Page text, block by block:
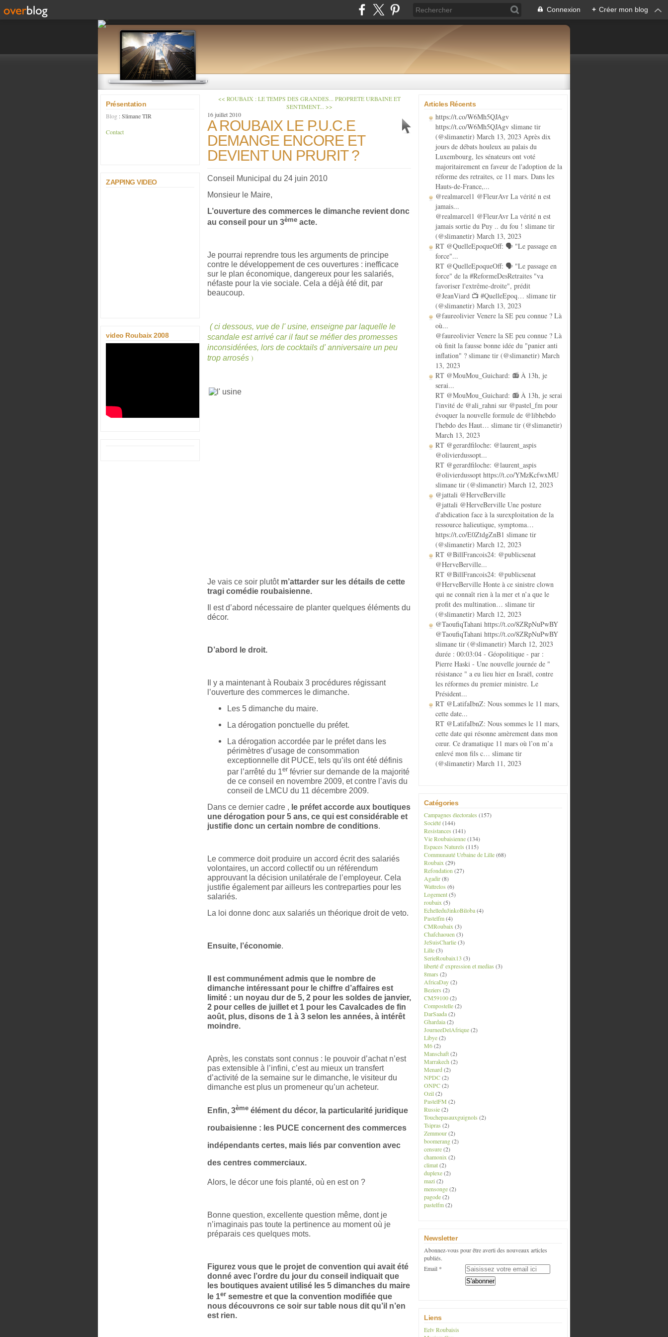
Connexion + Créer mon blog
Présentation
Blog : Slimane TIR
Contact
ZAPPING VIDEO
video Roubaix 2008
<< ROUBAIX : LE TEMPS DES GRANDES... PROPRETE URBAINE ET
SENTIMENT... >>
16 juillet 2010
A ROUBAIX LE P.U.C.E
DEMANGE ENCORE ET
DEVIENT UN PRURIT ?
Conseil Municipal du 24 juin 2010
Monsieur le Maire,
L’ouverture des commerces le dimanche revient donc
au conseil pour un 3ème acte.
Je pourrai reprendre tous les arguments de principe
contre le développement de ces ouvertures : inefficace
sur le plan économique, dangereux pour les salariés,
néfaste pour la vie sociale. Cela a déjà été dit, par
beaucoup.
( ci dessous, vue de l' usine, enseigne par laquelle le
scandale est arrivé car il faut se méfier des promesses
inconsidérées, lors de cocktails d' anniversaire un peu
trop arrosés )
Je vais ce soir plutôt m’attarder sur les détails de cette
tragi comédie roubaisienne.
Il est d’abord nécessaire de planter quelques éléments du
décor.
D’abord le droit.
Il y a maintenant à Roubaix 3 procédures régissant
l’ouverture des commerces le dimanche.
Les 5 dimanche du maire.
La dérogation ponctuelle du préfet.
La dérogation accordée par le préfet dans les
périmètres d’usage de consommation
exceptionnelle dit PUCE, tels qu’ils ont été définis
par l’arrêté du 1er février sur demande de la majorité
de ce conseil en novembre 2009, et contre l’avis du
conseil de LMCU du 11 décembre 2009.
Dans ce dernier cadre , le préfet accorde aux boutiques
une dérogation pour 5 ans, ce qui est considérable et
justifie donc un certain nombre de conditions.
Le commerce doit produire un accord écrit des salariés
volontaires, un accord collectif ou un référendum
approuvant la décision unilatérale de l’employeur. Cela
justifie également par ailleurs les contreparties pour les
salariés.
La loi donne donc aux salariés un théorique droit de veto.
Ensuite, l’économie.
Il est communément admis que le nombre de
dimanche intéressant pour le chiffre d’affaires est
limité : un noyau dur de 5, 2 pour les soldes de janvier,
2 pour celles de juillet et 1 pour les Cavalcades de fin
août, plus, disons de 1 à 3 selon les années, à intérêt
moindre.
Après, les constats sont connus : le pouvoir d’achat n’est
pas extensible à l’infini, c’est au mieux un transfert
d’activité de la semaine sur le dimanche, le visiteur du
dimanche est plus un promeneur qu’un acheteur.
Enfin, 3ème élément du décor, la particularité juridique
roubaisienne : les PUCE concernent des commerces
indépendants certes, mais liés par convention avec
des centres commerciaux.
Alors, le décor une fois planté, où en est on ?
Bonne question, excellente question même, dont je
n’imaginais pas toute la pertinence au moment où je
préparais ces quelques mots.
Figurez vous que le projet de convention qui avait été
donné avec l’ordre du jour du conseil indiquait que
les boutiques avaient utilisé les 5 dimanches du maire
le 1er semestre et que la convention modifiée que
nous découvrons ce soir sur table nous dit qu’il n’en
est rien.
Articles Récents
https://t.co/W6Mh5QJAgv
https://t.co/W6Mh5QJAgv slimane tir
(@slimanetir) March 13, 2023 Après dix
jours de débats houleux au palais du
Luxembourg, les sénateurs ont voté
majoritairement en faveur de l'adoption de la
réforme des retraites, ce 11 mars. Dans les
Hauts-de-France,...
@realmarcel1 @FleurAvr La vérité n est
jamais...
@realmarcel1 @FleurAvr La vérité n est
jamais sortie du Puy .. du fou ! slimane tir
(@slimanetir) March 13, 2023
RT @QuelleEpoqueOff: 🗣️ "Le passage en
force"...
RT @QuelleEpoqueOff: 🗣️ "Le passage en
force" de la #ReformeDesRetraites "va
favoriser l'extrême-droite", prédit
@JeanViard 📺 #QuelleEpoq… slimane tir
(@slimanetir) March 13, 2023
@faureolivier Venere la SE peu connue ? Là
où...
@faureolivier Venere la SE peu connue ? Là
où finit la fausse bonne idée du "panier anti
inflation" ? slimane tir (@slimanetir) March
13, 2023
RT @MouMou_Guichard: 📻 À 13h, je
serai...
RT @MouMou_Guichard: 📻 À 13h, je serai
l'invité de @ali_rahni sur @pastel_fm pour
évoquer la nouvelle formule de @libhebdo
l'hebdo des Haut… slimane tir (@slimanetir)
March 13, 2023
RT @gerardfiloche: @laurent_aspis
@olivierdussopt...
RT @gerardfiloche: @laurent_aspis
@olivierdussopt https://t.co/YMzKcfwxMU
slimane tir (@slimanetir) March 12, 2023
@jattali @HerveBerville
@jattali @HerveBerville Une posture
d'abdication face à la surexploitation de la
ressource halieutique, symptoma…
https://t.co/E0ZtdgZnB1 slimane tir
(@slimanetir) March 12, 2023
RT @BillFrancois24: @publicsenat
@HerveBerville...
RT @BillFrancois24: @publicsenat
@HerveBerville Honte à ce sinistre clown
qui ne connaît rien à la mer et n’a que le
profit des multination… slimane tir
(@slimanetir) March 12, 2023
@TaoufiqTahani https://t.co/8ZRpNuPwBY
@TaoufiqTahani https://t.co/8ZRpNuPwBY
slimane tir (@slimanetir) March 12, 2023
durée : 00:03:04 - Géopolitique - par :
Pierre Haski - Une nouvelle journée de "
résistance " a eu lieu hier en Israël, contre
les réformes du premier ministre. Le
Président...
RT @LatifaIbnZ: Nous sommes le 11 mars,
cette date...
RT @LatifaIbnZ: Nous sommes le 11 mars,
cette date qui résonne amèrement dans mon
cœur. Ce dramatique 11 mars où l’on m’a
enlevé mon fils c… slimane tir
(@slimanetir) March 11, 2023
Catégories
Campagnes électorales (157)
Société(144)
Resistances (141)
Vie Roubaisienne(134)
Espaces Naturels (115)
Communauté Urbaine de Lille(68)
Roubaix (29)
Refondation (27)
Agadir(8)
Wattrelos (6)
Logement(5)
roubaix (5)
EchelleduJinkoBiloba(4)
Pastelfm(4)
CMRoubaix (3)
Chafchaouen (3)
JeSuisCharlie(3)
Lille(3)
SerieRoubaix13 (3)
liberté d' expression et medias (3)
8mars (2)
AfricaDay(2)
Beziers (2)
CM59100(2)
Compostelle(2)
DarSaada(2)
Ghardaia(2)
JourneeDelAfrique(2)
Libye(2)
M6(2)
Manschaft(2)
Marrakech (2)
Menard(2)
NPDC(2)
ONPC(2)
Ozil(2)
PastelFM (2)
Russie(2)
Touchepasauxguignols (2)
Tsipras (2)
Zemmour(2)
boomerang(2)
censure(2)
chamonix (2)
climat(2)
duplexe(2)
mazi(2)
mensonge(2)
pagode(2)
pastelfm(2)
Newsletter
Abonnez-vous pour être averti des nouveaux articles
publiés.
Email
Liens
Eelv Roubaisis